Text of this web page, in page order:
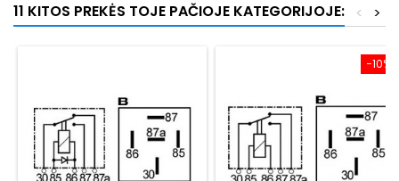
11 KITOS PREKĖS TOJE PAČIOJE KATEGORIJOJE: >
<
−10%